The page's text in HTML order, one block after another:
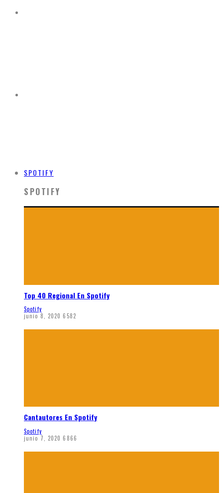
SPOTIFY
SPOTIFY
Top 40 Regional En Spotify
Spotify
junio 8, 2020 6582
Cantautores En Spotify
Spotify
junio 7, 2020 6866